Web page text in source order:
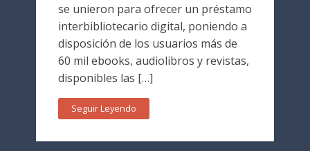
se unieron para ofrecer un préstamo
interbibliotecario digital, poniendo a
disposición de los usuarios más de
60 mil ebooks, audiolibros y revistas,
disponibles las […]
Seguir Leyendo